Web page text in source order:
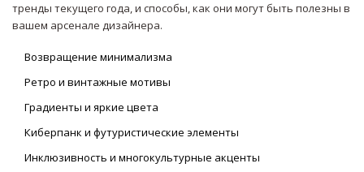
тренды текущего года, и способы, как они могут быть полезны в
вашем арсенале дизайнера.
Возвращение минимализма
Ретро и винтажные мотивы
Градиенты и яркие цвета
Киберпанк и футуристические элементы
Инклюзивность и многокультурные акценты